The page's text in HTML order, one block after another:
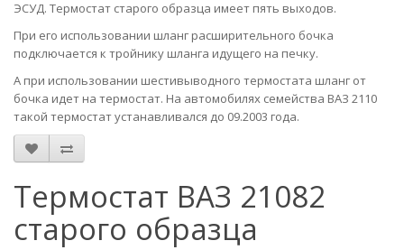
ЭСУД. Термостат старого образца имеет пять выходов.
При его использовании шланг расширительного бочка
подключается к тройнику шланга идущего на печку.
А при использовании шестивыводного термостата шланг от
бочка идет на термостат. На автомобилях семейства ВАЗ 2110
такой термостат устанавливался до 09.2003 года.
Термостат ВАЗ 21082
старого образца